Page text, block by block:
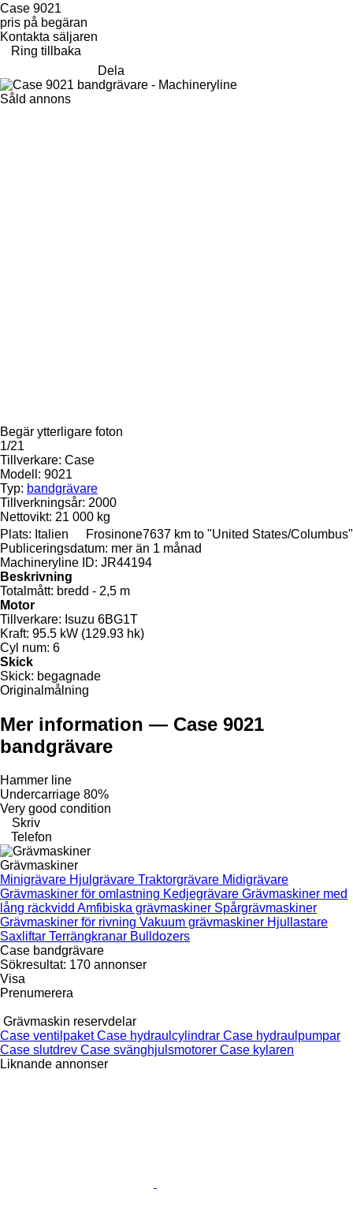
Case 9021
pris på begäran
Kontakta säljaren
Ring tillbaka
Dela
Såld annons
Begär ytterligare foton
1/21
Tillverkare: Case
Modell: 9021
Typ: bandgrävare
Tillverkningsår: 2000
Nettovikt: 21 000 kg
Plats: Italien Frosinone7637 km to "United States/Columbus"
Publiceringsdatum: mer än 1 månad
Machineryline ID: JR44194
Beskrivning
Totalmått: bredd - 2,5 m
Motor
Tillverkare: Isuzu 6BG1T
Kraft: 95.5 kW (129.93 hk)
Cyl num: 6
Skick
Skick: begagnade
Originalmålning
Mer information — Case 9021
bandgrävare
Hammer line
Undercarriage 80%
Very good condition
Skriv
Telefon
Grävmaskiner
Minigrävare Hjulgrävare Traktorgrävare Midigrävare
Grävmaskiner för omlastning Kedjegrävare Grävmaskiner med
lång räckvidd Amfibiska grävmaskiner Spårgrävmaskiner
Grävmaskiner för rivning Vakuum grävmaskiner Hjullastare
Saxliftar Terrängkranar Bulldozers
Case bandgrävare
Sökresultat: 170 annonser
Visa
Prenumerera
Grävmaskin reservdelar
Case ventilpaketCase hydraulcylindrar Case hydraulpumpar
Case slutdrev Case svänghjulsmotorer Case kylaren
Liknande annonser